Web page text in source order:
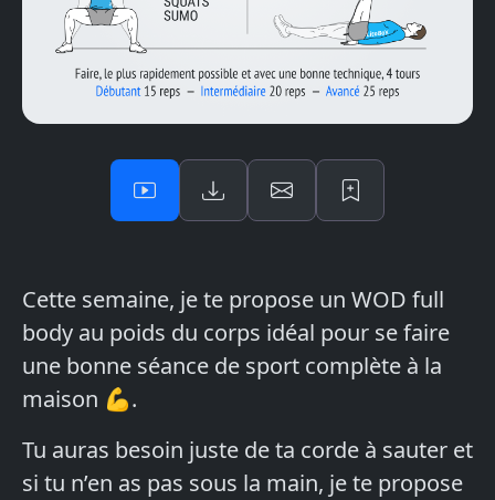
Cette semaine, je te propose un WOD full
body au poids du corps idéal pour se faire
une bonne séance de sport complète à la
maison 💪.
Tu auras besoin juste de ta corde à sauter et
si tu n’en as pas sous la main, je te propose